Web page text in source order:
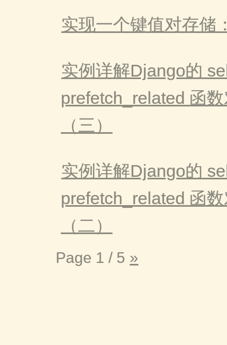
实现一个键值对存储
实例详解Django的
prefetch_related 函
（三）
实例详解Django的
prefetch_related 函
（二）
Page 1 / 5 »